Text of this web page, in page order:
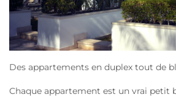
Des appartements en duplex tout de
Chaque appartement est un vrai petit